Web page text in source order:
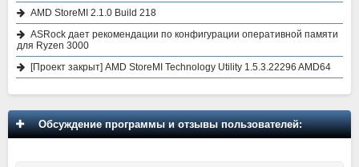
AMD StoreMI 2.1.0 Build 218
ASRock дает рекомендации по конфигурации оперативной памяти
для Ryzen 3000
[Проект закрыт] AMD StoreMI Technology Utility 1.5.3.22296 AMD64
Обсуждение программы и отзывы пользователей: